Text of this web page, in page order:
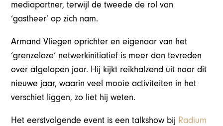
mediapartner, terwijl de tweede de rol van
‘gastheer’ op zich nam.
Armand Vliegen oprichter en eigenaar van het
‘grenzeloze’ netwerkinitiatief is meer dan tevreden
over afgelopen jaar. Hij kijkt reikhalzend uit naar dit
nieuwe jaar, waarin veel mooie activiteiten in het
verschiet liggen, zo liet hij weten.
Het eerstvolgende event is een talkshow bij Radium